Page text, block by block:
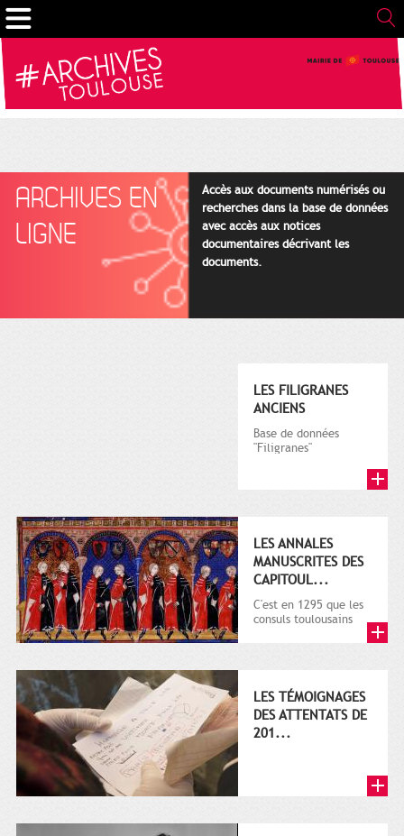
ARCHIVES EN
LIGNE
Accès aux documents numérisés ou
recherches dans la base de données
avec accès aux notices
documentaires décrivant les
documents.
LES FILIGRANES
ANCIENS
Base de données
"Filigranes"
LES ANNALES
MANUSCRITES DES
CAPITOUL...
C'est en 1295 que les
consuls toulousains
LES TÉMOIGNAGES
DES ATTENTATS DE
201...
Gestion de vos préférences sur les cookies